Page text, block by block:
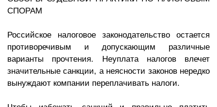
СПОРАМ
Российское налоговое законодательство остается
противоречивым и допускающим различные
варианты прочтения. Неуплата налогов влечет
значительные санкции, а неясности законов нередко
вынуждают компании переплачивать налоги.